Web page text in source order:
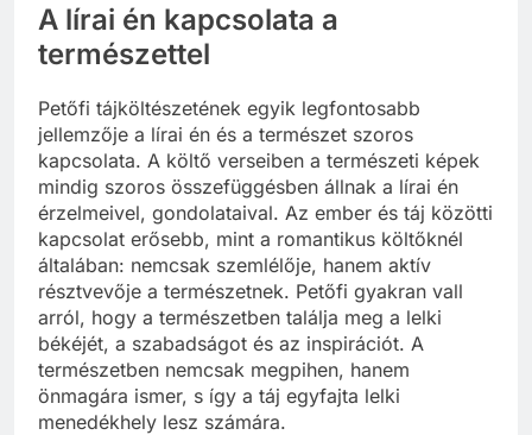
A lírai én kapcsolata a
természettel
Petőfi tájköltészetének egyik legfontosabb
jellemzője a lírai én és a természet szoros
kapcsolata. A költő verseiben a természeti képek
mindig szoros összefüggésben állnak a lírai én
érzelmeivel, gondolataival. Az ember és táj közötti
kapcsolat erősebb, mint a romantikus költőknél
általában: nemcsak szemlélője, hanem aktív
résztvevője a természetnek. Petőfi gyakran vall
arról, hogy a természetben találja meg a lelki
békéjét, a szabadságot és az inspirációt. A
természetben nemcsak megpihen, hanem
önmagára ismer, s így a táj egyfajta lelki
menedékhely lesz számára.